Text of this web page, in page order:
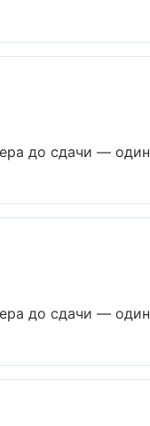
до сдачи —
до сдачи —